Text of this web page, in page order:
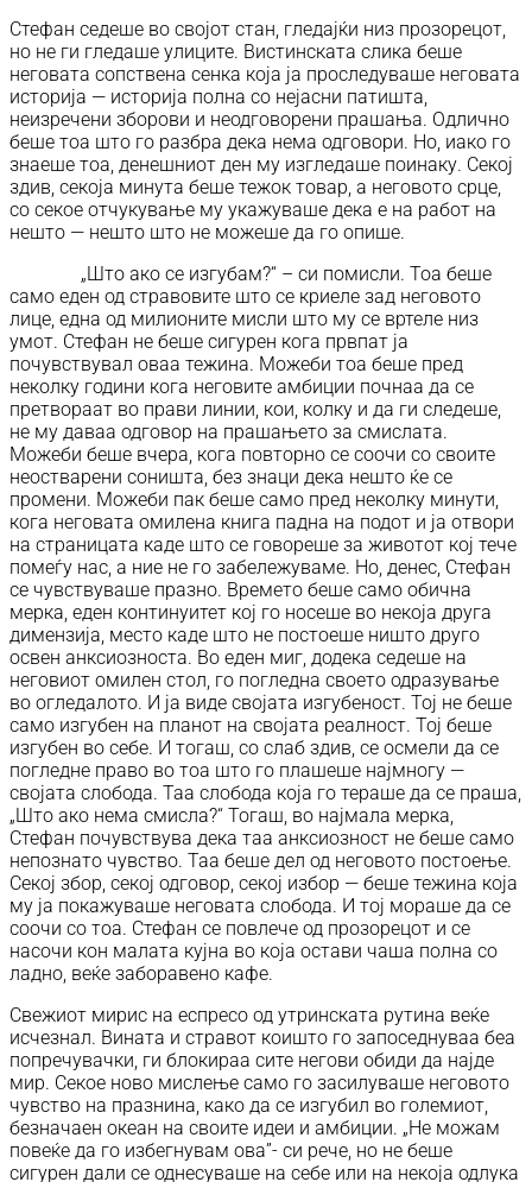
Стефан седеше во својот стан, гледајќи низ прозорецот,
но не ги гледаше улиците. Вистинската слика беше
неговата сопствена сенка која ја проследуваше неговата
историја — историја полна со нејасни патишта,
неизречени зборови и неодговорени прашања. Одлично
беше тоа што го разбра дека нема одговори. Но, иако го
знаеше тоа, денешниот ден му изгледаше поинаку. Секој
здив, секоја минута беше тежок товар, а неговото срце,
со секое отчукување му укажуваше дека е на работ на
нешто — нешто што не можеше да го опише.
„Што ако се изгубам?“ – си помисли. Тоа беше
само еден од стравовите што се криеле зад неговото
лице, една од милионите мисли што му се вртеле низ
умот. Стефан не беше сигурен кога првпат ја
почувствувал оваа тежина. Можеби тоа беше пред
неколку години кога неговите амбиции почнаа да се
претвораат во прави линии, кои, колку и да ги следеше,
не му даваа одговор на прашањето за смислата.
Можеби беше вчера, кога повторно се соочи со своите
неостварени соништа, без знаци дека нешто ќе се
промени. Можеби пак беше само пред неколку минути,
кога неговата омилена книга падна на подот и ја отвори
на страницата каде што се говореше за животот кој тече
помеѓу нас, а ние не го забележуваме. Но, денес, Стефан
се чувствуваше празно. Времето беше само обична
мерка, еден континуитет кој го носеше во некоја друга
димензија, место каде што не постоеше ништо друго
освен анксиозноста. Во еден миг, додека седеше на
неговиот омилен стол, го погледна своето одразување
во огледалото. И ја виде својата изгубеност. Тој не беше
само изгубен на планот на својата реалност. Тој беше
изгубен во себе. И тогаш, со слаб здив, се осмели да се
погледне право во тоа што го плашеше најмногу —
својата слобода. Таа слобода која го тераше да се праша,
„Што ако нема смисла?“ Тогаш, во најмала мерка,
Стефан почувствува дека таа анксиозност не беше само
непознато чувство. Таа беше дел од неговото постоење.
Секој збор, секој одговор, секој избор — беше тежина која
му ја покажуваше неговата слобода. И тој мораше да се
соочи со тоа. Стефан се повлече од прозорецот и се
насочи кон малата кујна во која остави чаша полна со
ладно, веќе заборавено кафе.
Свежиот мирис на еспресо од утринската рутина веќе
исчезнал. Вината и стравот коишто го запоседнуваа беа
попречувачки, ги блокираа сите негови обиди да најде
мир. Секое ново мислење само го засилуваше неговото
чувство на празнина, како да се изгубил во големиот,
безначаен океан на своите идеи и амбиции. „Не можам
повеќе да го избегнувам ова”- си рече, но не беше
сигурен дали се однесуваше на себе или на некоја одлука